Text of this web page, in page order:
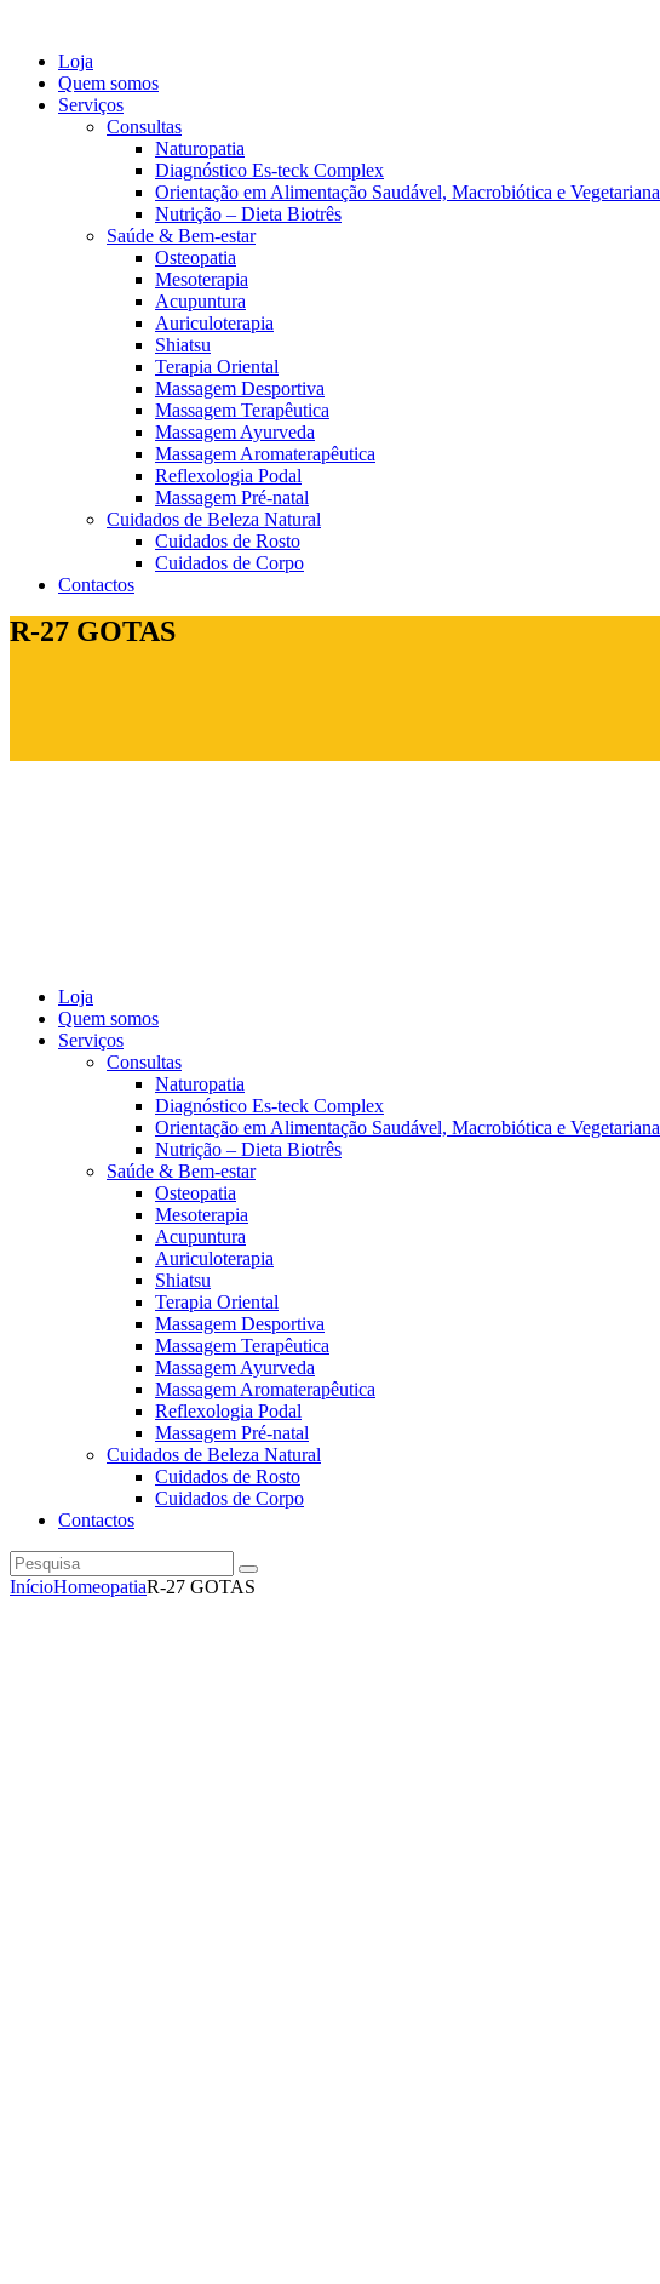
Loja
Quem somos
Serviços
Consultas
Naturopatia
Diagnóstico Es-teck Complex
Orientação em Alimentação Saudável, Macrobiótica e Vegetariana
Nutrição – Dieta Biotrês
Saúde & Bem-estar
Osteopatia
Mesoterapia
Acupuntura
Auriculoterapia
Shiatsu
Terapia Oriental
Massagem Desportiva
Massagem Terapêutica
Massagem Ayurveda
Massagem Aromaterapêutica
Reflexologia Podal
Massagem Pré-natal
Cuidados de Beleza Natural
Cuidados de Rosto
Cuidados de Corpo
Contactos
R-27 GOTAS
Loja
Quem somos
Serviços
Consultas
Naturopatia
Diagnóstico Es-teck Complex
Orientação em Alimentação Saudável, Macrobiótica e Vegetariana
Nutrição – Dieta Biotrês
Saúde & Bem-estar
Osteopatia
Mesoterapia
Acupuntura
Auriculoterapia
Shiatsu
Terapia Oriental
Massagem Desportiva
Massagem Terapêutica
Massagem Ayurveda
Massagem Aromaterapêutica
Reflexologia Podal
Massagem Pré-natal
Cuidados de Beleza Natural
Cuidados de Rosto
Cuidados de Corpo
Contactos
Pesquisa
instagramm
facebook
InícioHomeopatiaR-27 GOTAS